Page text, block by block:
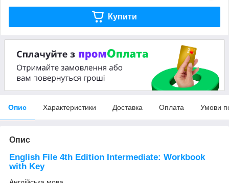
Купити
Опис Характеристики Доставка Оплата Умови
Опис
English File 4th Edition Intermediate: Workbook
with Key